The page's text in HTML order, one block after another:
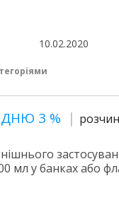
10.02.2020
3 % розчин
мл у банках або